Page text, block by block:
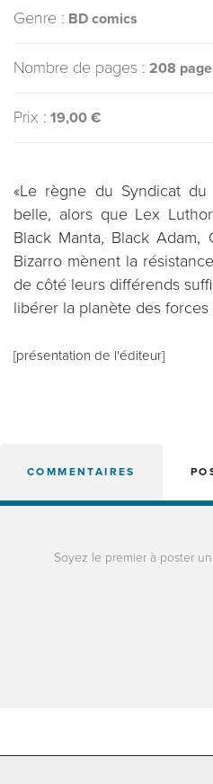
Genre : BD comics
Nombre de pages : 208
Prix : 19,00 €
«Le règne du Syndicat
belle, alors que Lex
Black Manta, Black Adam,
Bizarro mènent la
de côté leurs différends
libérer la planète des forces
[présentation de l'éditeur]
COMMENTAIRES
Soyez le premier à poster